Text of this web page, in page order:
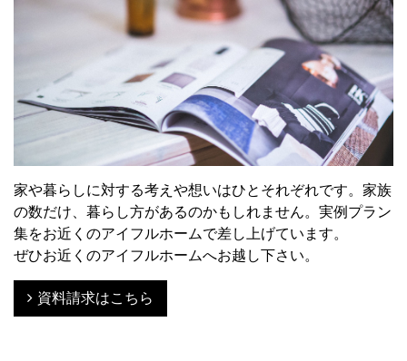
家や暮らしに対する考えや想いはひとそれぞれです。家族
の数だけ、暮らし方があるのかもしれません。実例プラン
集をお近くのアイフルホームで差し上げています。
ぜひお近くのアイフルホームへお越し下さい。
資料請求はこちら